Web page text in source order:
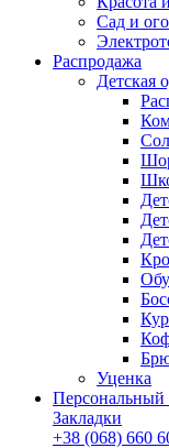
Сад и
Распродажа
Детская
Уценка
Персональный
Закладки
+38 (068) 660